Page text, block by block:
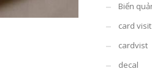
Biển
card
cardvist
decal